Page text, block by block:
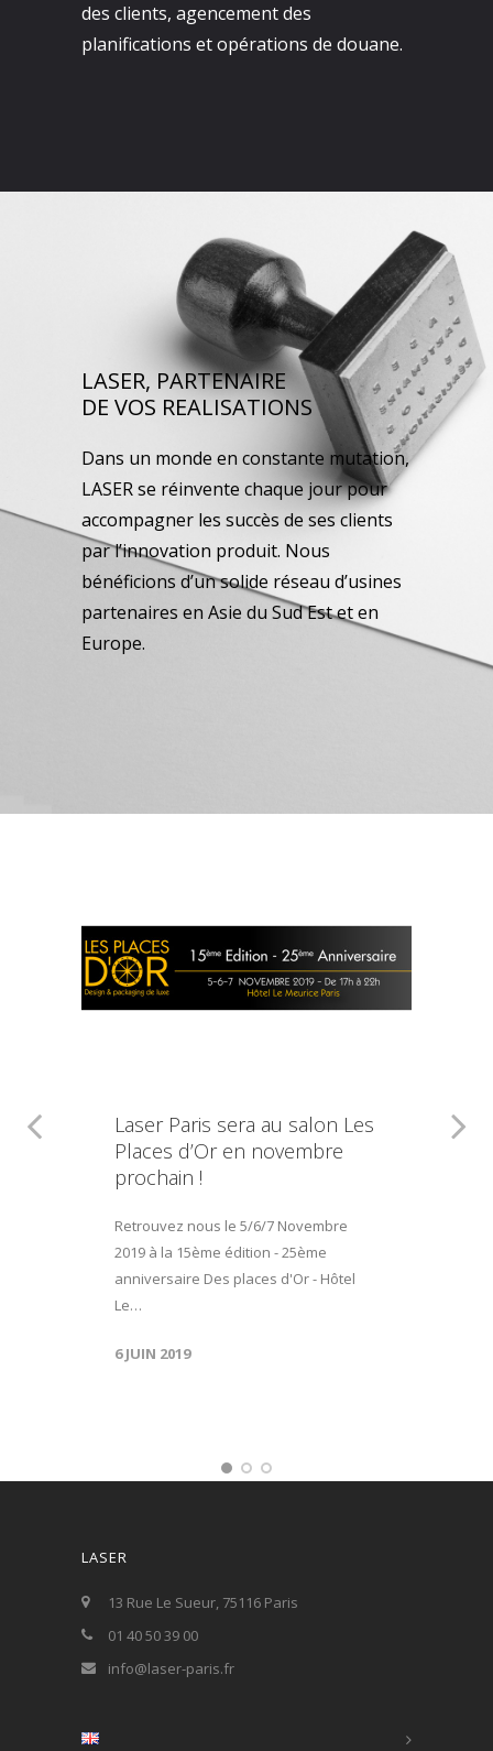
des clients, agencement des
planifications et opérations de douane.
LASER, PARTENAIRE
DE VOS REALISATIONS
Dans un monde en constante mutation,
LASER se réinvente chaque jour pour
accompagner les succès de ses clients
par l’innovation produit. Nous
bénéficions d’un solide réseau d’usines
partenaires en Asie du Sud Est et en
Europe.
Laser Paris sera au salon Les
Places d’Or en novembre
prochain !
Retrouvez nous le 5/6/7 Novembre
2019 à la 15ème édition - 25ème
anniversaire Des places d'Or - Hôtel
Le…
6 JUIN 2019
LASER
13 Rue Le Sueur, 75116 Paris
01 40 50 39 00
info@laser-paris.fr